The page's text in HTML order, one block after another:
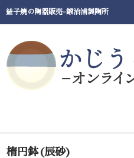
益子焼の陶器販売-鍛治浦製陶所
ホーム
楕円鉢(辰砂)